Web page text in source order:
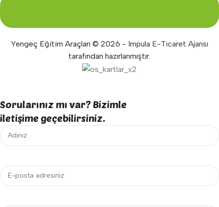
Yengeç Eğitim Araçları © 2026 - Impula E-Ticaret Ajansı
tarafından hazırlanmıştır.
Sorularınız mı var? Bizimle
iletişime geçebilirsiniz.